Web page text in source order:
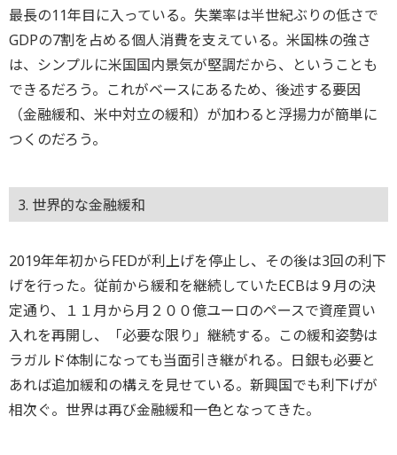
最長の11年目に入っている。失業率は半世紀ぶりの低さで
GDPの7割を占める個人消費を支えている。米国株の強さ
は、シンプルに米国国内景気が堅調だから、ということも
できるだろう。これがベースにあるため、後述する要因
（金融緩和、米中対立の緩和）が加わると浮揚力が簡単に
つくのだろう。
3. 世界的な金融緩和
2019年年初からFEDが利上げを停止し、その後は3回の利下
げを行った。従前から緩和を継続していたECBは９月の決
定通り、１１月から月２００億ユーロのペースで資産買い
入れを再開し、「必要な限り」継続する。この緩和姿勢は
ラガルド体制になっても当面引き継がれる。日銀も必要と
あれば追加緩和の構えを見せている。新興国でも利下げが
相次ぐ。世界は再び金融緩和一色となってきた。